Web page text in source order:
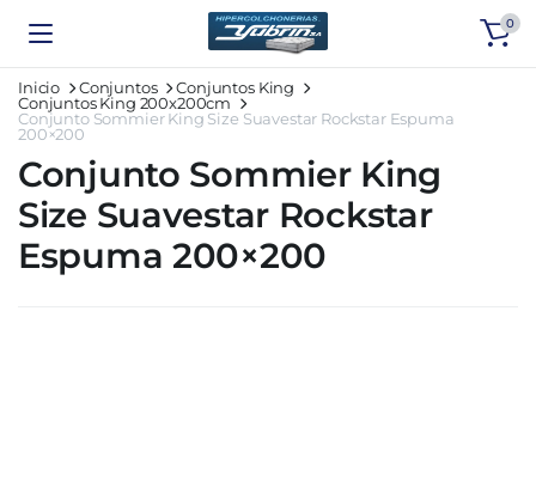
0
Inicio Conjuntos
Conjuntos King
Conjuntos King 200x200cm
Conjunto Sommier King Size Suavestar Rockstar Espuma
200×200
Conjunto Sommier King
Size Suavestar Rockstar
Espuma 200×200